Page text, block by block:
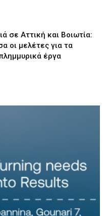
σε Αττική και Βοιωτία:
οι μελέτες για τα
έργα